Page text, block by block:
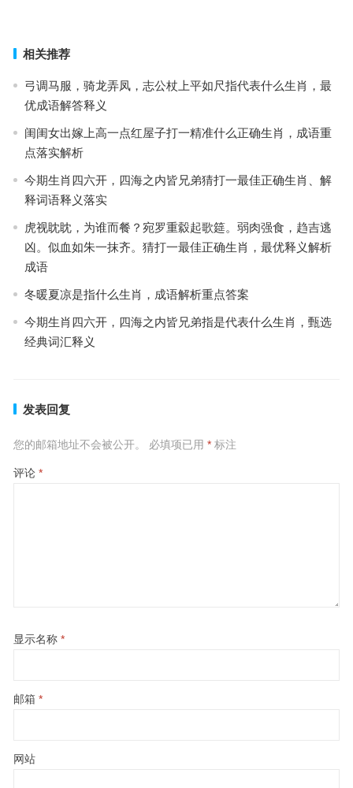
相关推荐
弓调马服，骑龙弄凤，志公杖上平如尺指代表什么生肖，最
优成语解答释义
闺闺女出嫁上高一点红屋子打一精准什么正确生肖，成语重
点落实解析
今期生肖四六开，四海之内皆兄弟猜打一最佳正确生肖、解
释词语释义落实
虎视眈眈，为谁而餐？宛罗重縠起歌筵。弱肉强食，趋吉逃
凶。似血如朱一抹齐。猜打一最佳正确生肖，最优释义解析
成语
冬暖夏凉是指什么生肖，成语解析重点答案
今期生肖四六开，四海之内皆兄弟指是代表什么生肖，甄选
经典词汇释义
发表回复
您的邮箱地址不会被公开。 必填项已用 *标注
评论 *
显示名称 *
邮箱 *
网站